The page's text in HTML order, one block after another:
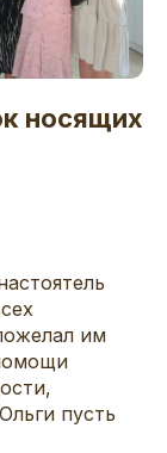
носящих
им
пусть